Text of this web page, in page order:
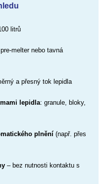
litrů
melter nebo tavná
a přesný tok lepidla
lepidla: granule, bloky,
plnění (např. přes
– bez nutnosti kontaktu s